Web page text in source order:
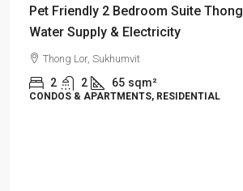
Pet Friendly 2 Bedroom Suite
Water Supply & Electricity
Thong Lor, Sukhumvit
2 2 65 sqm²
CONDOS & APARTMENTS, RESIDENTIAL